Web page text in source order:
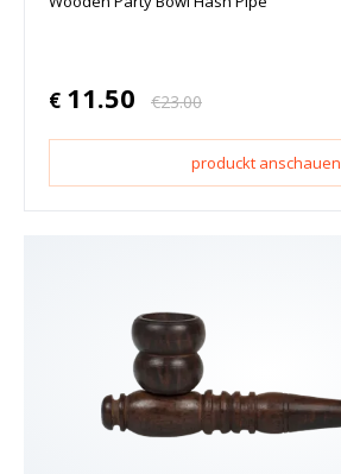
€ 11.50 €23.00
produckt anschauen